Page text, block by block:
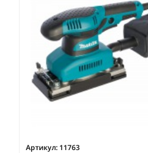
Артикул: 11763